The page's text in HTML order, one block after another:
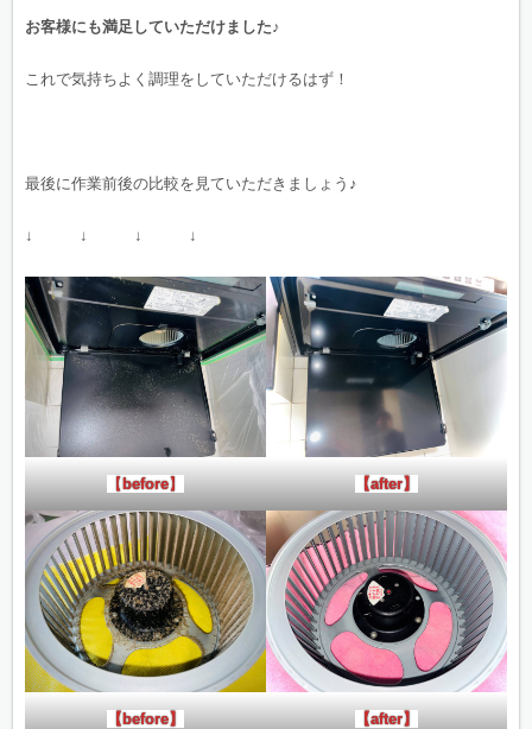
お客様にも満足していただけました♪
これで気持ちよく調理をしていただけるはず！
最後に作業前後の比較を見ていただきましょう♪
↓ ↓ ↓ ↓
【 before】 【after】
【before】 【after】